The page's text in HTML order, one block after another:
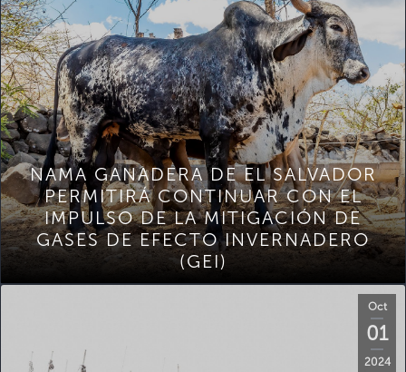
NAMA GANADERA DE EL SALVADOR
PERMITIRÁ CONTINUAR CON EL
IMPULSO DE LA MITIGACIÓN DE
GASES DE EFECTO INVERNADERO
(GEI)
Oct
01
2024